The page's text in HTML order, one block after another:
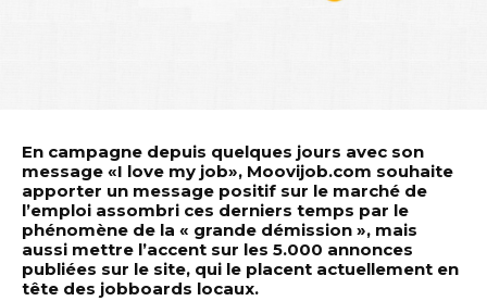
En campagne depuis quelques jours avec son
message «I love my job», Moovijob.com souhaite
apporter un message positif sur le marché de
l’emploi assombri ces derniers temps par le
phénomène de la « grande démission », mais
aussi mettre l’accent sur les 5.000 annonces
publiées sur le site, qui le placent actuellement en
tête des jobboards locaux.